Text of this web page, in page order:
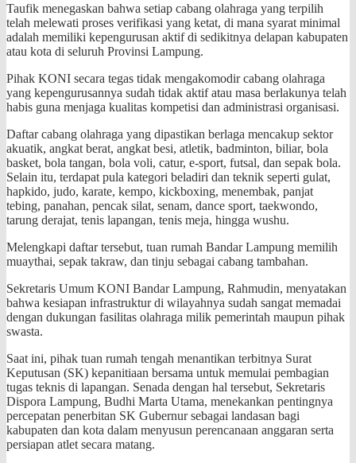
​Taufik menegaskan bahwa setiap cabang olahraga yang terpilih
telah melewati proses verifikasi yang ketat, di mana syarat minimal
adalah memiliki kepengurusan aktif di sedikitnya delapan kabupaten
atau kota di seluruh Provinsi Lampung.
Pihak KONI secara tegas tidak mengakomodir cabang olahraga
yang kepengurusannya sudah tidak aktif atau masa berlakunya telah
habis guna menjaga kualitas kompetisi dan administrasi organisasi.
​Daftar cabang olahraga yang dipastikan berlaga mencakup sektor
akuatik, angkat berat, angkat besi, atletik, badminton, biliar, bola
basket, bola tangan, bola voli, catur, e-sport, futsal, dan sepak bola.
Selain itu, terdapat pula kategori beladiri dan teknik seperti gulat,
hapkido, judo, karate, kempo, kickboxing, menembak, panjat
tebing, panahan, pencak silat, senam, dance sport, taekwondo,
tarung derajat, tenis lapangan, tenis meja, hingga wushu.
Melengkapi daftar tersebut, tuan rumah Bandar Lampung memilih
muaythai, sepak takraw, dan tinju sebagai cabang tambahan.
​Sekretaris Umum KONI Bandar Lampung, Rahmudin, menyatakan
bahwa kesiapan infrastruktur di wilayahnya sudah sangat memadai
dengan dukungan fasilitas olahraga milik pemerintah maupun pihak
swasta.
Saat ini, pihak tuan rumah tengah menantikan terbitnya Surat
Keputusan (SK) kepanitiaan bersama untuk memulai pembagian
tugas teknis di lapangan. Senada dengan hal tersebut, Sekretaris
Dispora Lampung, Budhi Marta Utama, menekankan pentingnya
percepatan penerbitan SK Gubernur sebagai landasan bagi
kabupaten dan kota dalam menyusun perencanaan anggaran serta
persiapan atlet secara matang.